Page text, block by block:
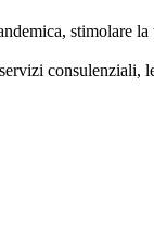
stimolare
consulenziali,